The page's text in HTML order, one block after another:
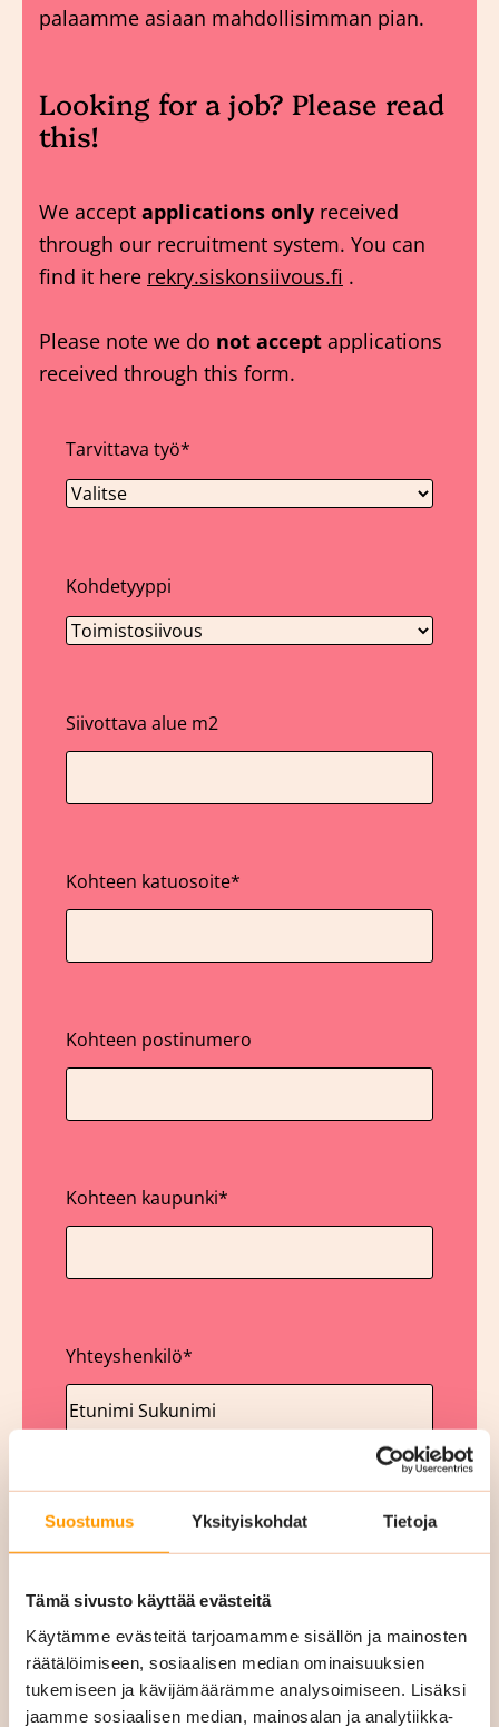
Suostumus Yksityiskohdat Tietoja
Tämä sivusto käyttää evästeitä
Käytämme evästeitä tarjoamamme sisällön ja mainosten
räätälöimiseen, sosiaalisen median ominaisuuksien
tukemiseen ja kävijämäärämme analysoimiseen. Lisäksi
jaamme sosiaalisen median, mainosalan ja analytiikka-
palaamme asiaan mahdollisimman pian.
Looking for a job? Please read
this!
We accept applications only received
through our recruitment system. You can
find it here rekry.siskonsiivous.fi .
Please note we do not accept applications
received through this form.
Tarvittava työ*
Kohdetyyppi
Siivottava alue m2
Kohteen katuosoite*
Kohteen postinumero
Kohteen kaupunki*
Yhteyshenkilö*
Yritys*
Y-tunnus